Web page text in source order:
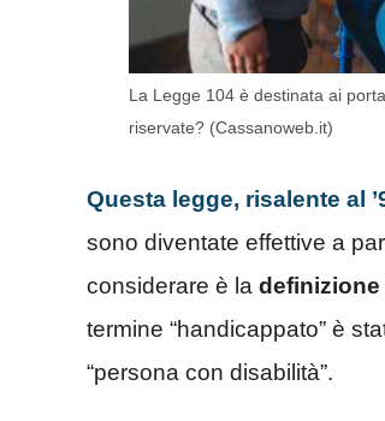
La Legge 104 è destinata ai
riservate? (Cassanoweb.it)
Questa legge, risalente al
sono diventate effettive a
considerare è la
termine “handicappato” è
“persona con disabilità”.